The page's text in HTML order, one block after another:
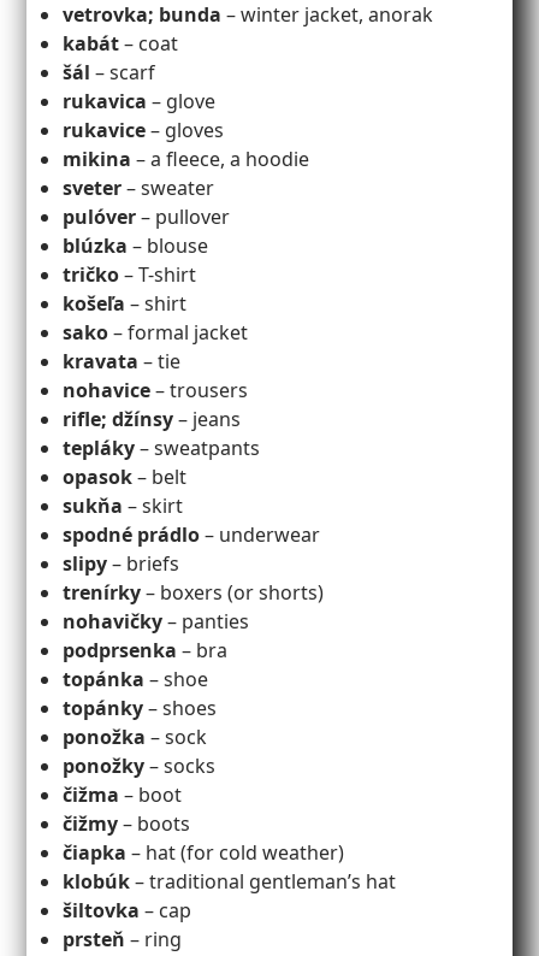
vetrovka; bunda – winter jacket, anorak
kabát– coat
šál – scarf
rukavica – glove
rukavice– gloves
mikina – a fleece, a hoodie
sveter– sweater
pulóver– pullover
blúzka – blouse
tričko– T-shirt
košeľa – shirt
sako– formal jacket
kravata – tie
nohavice– trousers
rifle; džínsy– jeans
tepláky– sweatpants
opasok– belt
sukňa – skirt
spodné prádlo– underwear
slipy– briefs
trenírky– boxers (or shorts)
nohavičky– panties
podprsenka – bra
topánka – shoe
topánky– shoes
ponožka – sock
ponožky– socks
čižma – boot
čižmy– boots
čiapka – hat (for cold weather)
klobúk– traditional gentleman’s hat
šiltovka – cap
prsteň – ring